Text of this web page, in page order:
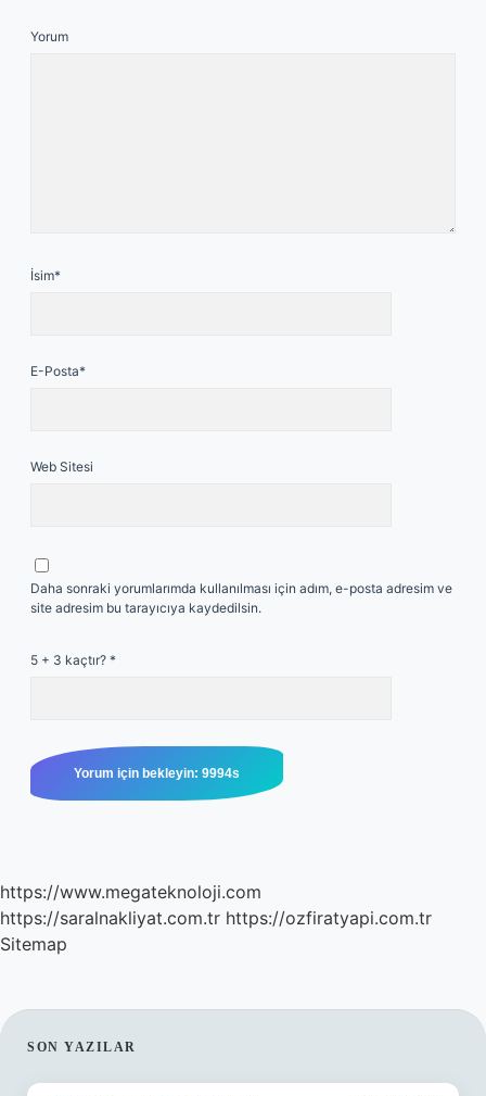
Yorum
İsim*
E-Posta*
Web Sitesi
Daha sonraki yorumlarımda kullanılması için adım, e-posta adresim ve
site adresim bu tarayıcıya kaydedilsin.
5 + 3 kaçtır? *
https://www.megateknoloji.com
https://saralnakliyat.com.tr https://ozfiratyapi.com.tr
Sitemap
SIDEBAR
SON YAZILAR